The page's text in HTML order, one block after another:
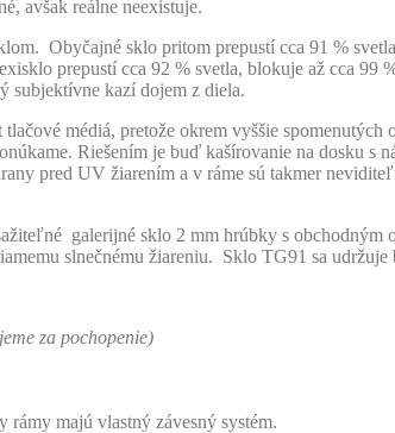
avšak reálne neexistuje.
Obyčajné sklo pritom prepustí cca 91 %
prepustí cca 92 % svetla, blokuje až cca 99
subjektívne kazí dojem z diela.
médiá, pretože okrem vyššie
Riešením je buď kašírovanie na dosku s
pred UV žiarením a v ráme sú takmer
galerijné sklo 2 mm hrúbky s
slnečnému žiareniu. Sklo TG91 sa
za pochopenie)
majú vlastný závesný systém.